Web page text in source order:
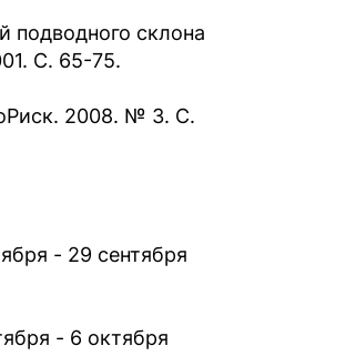
подводного склона
С. 65-75.
2008. № 3. С.
- 29 сентября
- 6 октября